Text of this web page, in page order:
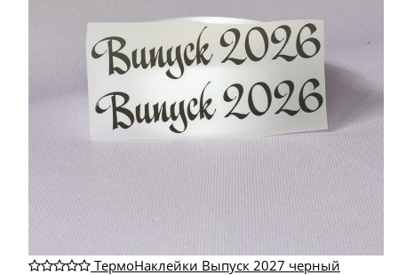
ТермоНаклейки Выпуск 2027 черный